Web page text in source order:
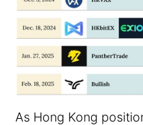
As Hong Kong